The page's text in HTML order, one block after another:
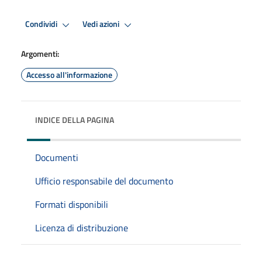
Condividi Vedi azioni
Argomenti:
Accesso all'informazione
INDICE DELLA PAGINA
Documenti
Ufficio responsabile del documento
Formati disponibili
Licenza di distribuzione